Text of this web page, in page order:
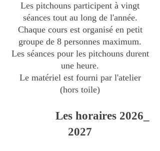
Les pitchouns participent à vingt
séances tout au long de l'année.
Chaque cours est organisé en petit
groupe de 8 personnes maximum.
Les séances pour les pitchouns durent
une heure.
Le matériel est fourni par l'atelier
(hors toile)
Les horaires 2026
2027